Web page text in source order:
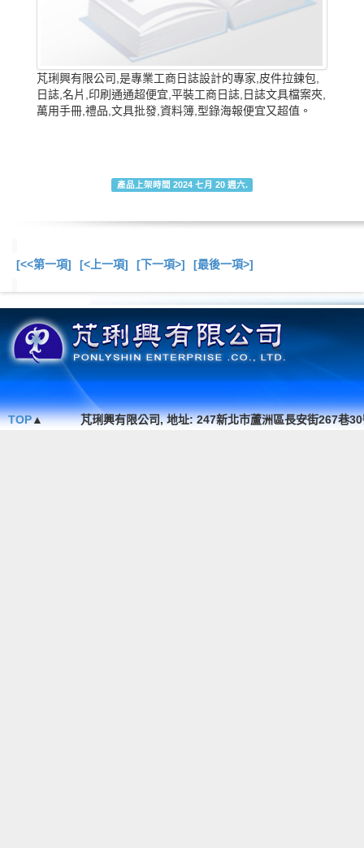
芃琍興有限公司,是專業工商日誌設計的專家,皮件拉鍊包,
日誌,名片,印刷通通超便宜,平裝工商日誌,日誌文具檔案夾,
萬用手冊,禮品,文具批發,資料簿,型錄海報便宜又超值。
產品上架時間 2024 七月 20 週六.
[<<第一項] [<上一項] [下一項>] [最後一項>]
TOP▲ 芃琍興有限公司, 地址: 247新北市蘆洲區長安街267